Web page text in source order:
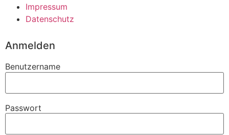
Impressum
Datenschutz
Anmelden
Benutzername
Passwort